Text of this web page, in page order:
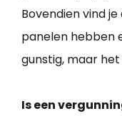
Bovendien vind
panelen hebben
gunstig, maar
Is een